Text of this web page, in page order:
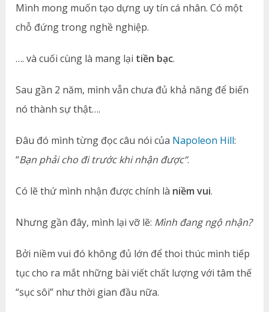
Mình mong muốn tạo dựng uy tín cá nhân. Có một
chỗ đứng trong nghề nghiệp.
…. và cuối cùng là mang lại tiền bạc.
Sau gần 2 năm, mình vẫn chưa đủ khả năng để biến
nó thành sự thật….
Đâu đó mình từng đọc câu nói của Napoleon Hill:
“Bạn phải cho đi trước khi nhận được”.
Có lẽ thứ mình nhận được chính là niềm vui.
Nhưng gần đây, mình lại vỡ lẽ: Mình đang ngộ nhận?
Bởi niềm vui đó không đủ lớn để thoi thúc mình tiếp
tục cho ra mắt những bài viết chất lượng với tâm thế
“sục sôi” như thời gian đầu nữa.